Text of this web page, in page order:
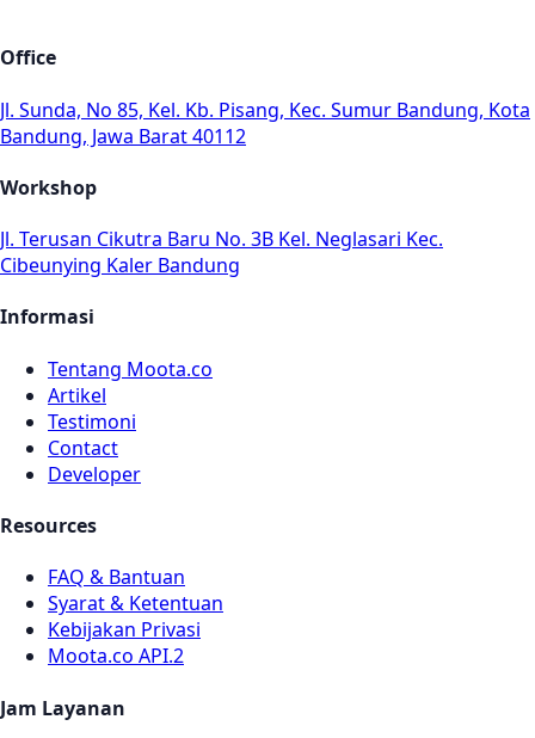
Office
Jl. Sunda, No 85, Kel. Kb. Pisang, Kec. Sumur Bandung, Kota
Bandung, Jawa Barat 40112
Workshop
Jl. Terusan Cikutra Baru No. 3B Kel. Neglasari Kec.
Cibeunying Kaler Bandung
Informasi
Tentang Moota.co
Artikel
Testimoni
Contact
Developer
Resources
FAQ & Bantuan
Syarat & Ketentuan
Kebijakan Privasi
Moota.co API.2
Jam Layanan